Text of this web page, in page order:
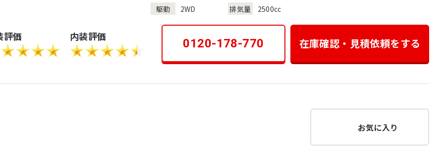
駆動
2WD 排気量 2500cc
評価 内装評価
0120-178-770 在庫確認・見積依頼をする
お気に入り